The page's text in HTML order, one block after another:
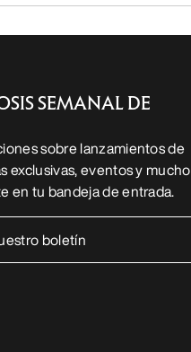
SEMANAL DE
sobre lanzamientos de
exclusivas, eventos y mucho
en tu bandeja de entrada.